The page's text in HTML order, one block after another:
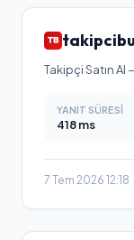
YANIT SÜRESI
418ms
7 Tem 2026 12:18